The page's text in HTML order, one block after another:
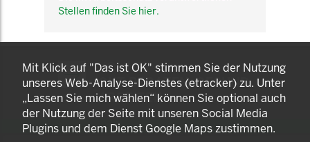
Stellen finden Sie hier.
KOMNET
GUT BERATEN. GESUND
ARBEITEN.
Mit Klick auf "Das ist OK" stimmen Sie der Nutzung
unseres Web-Analyse-Dienstes (etracker) zu. Unter
„Lassen Sie mich wählen“ können Sie optional auch
der Nutzung der Seite mit unseren Social Media
Plugins und dem Dienst Google Maps zustimmen.